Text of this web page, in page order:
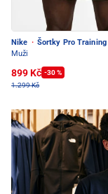
Nike · Šortky Pro Training
Muži
899 Kč -30 %
1.299 Kč